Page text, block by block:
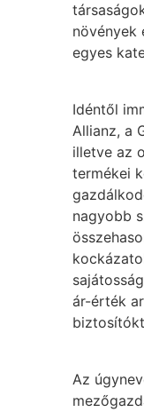
növények
egyes
Idéntől
Allianz, a
illetve az
termékei
nagyobb
ár-érték
Az